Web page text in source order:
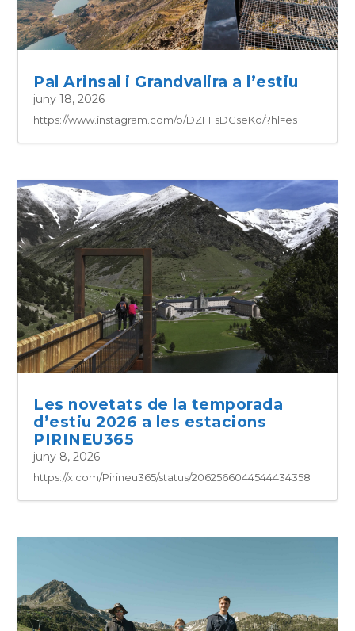
Pal Arinsal i Grandvalira a l’estiu
juny 18, 2026
https://www.instagram.com/p/DZFFsDGseKo/?hl=es
Les novetats de la temporada
d’estiu 2026 a les estacions
PIRINEU365
juny 8, 2026
https://x.com/Pirineu365/status/2062566044544434358